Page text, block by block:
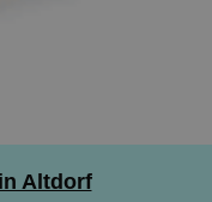
Altdorf